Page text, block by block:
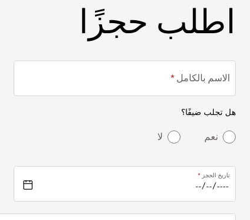
اطلب حجزًا
اطلب حجزًا
الاسم بالكامل
هل تجلب ضيفًا؟
نعم لا
تاريخ الحجز